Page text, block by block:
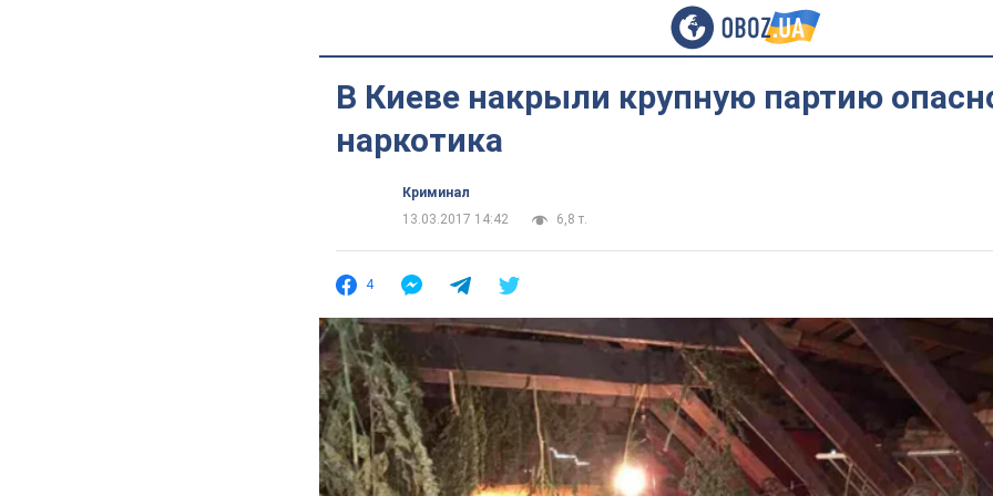
В Киеве накрыли крупную партию
наркотика
Криминал
13.03.2017 14:42
6,8 т.
4